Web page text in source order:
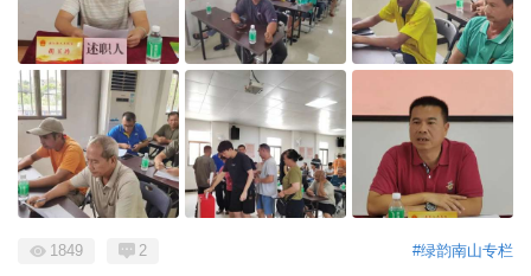
#绿韵南山专栏
1849 2